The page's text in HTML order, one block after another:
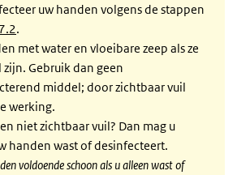
uw handen volgens de stappen
.
met water en vloeibare zeep als ze
Gebruik dan geen
middel; door zichtbaar vuil
werking.
niet zichtbaar vuil? Dan mag u
handen wast of desinfecteert.
voldoende schoon als u alleen wast of